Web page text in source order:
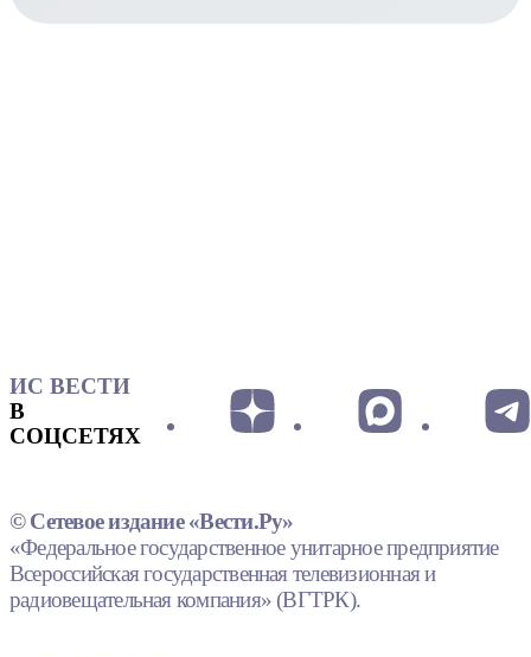
ИС ВЕСТИ
В
СОЦСЕТЯХ
© Сетевое издание «Вести.Ру»
«Федеральное государственное унитарное предприятие
Всероссийская государственная телевизионная и
радиовещательная компания» (ВГТРК).